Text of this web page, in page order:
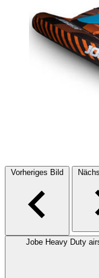
Vorheriges Bild
Jobe Heavy Duty